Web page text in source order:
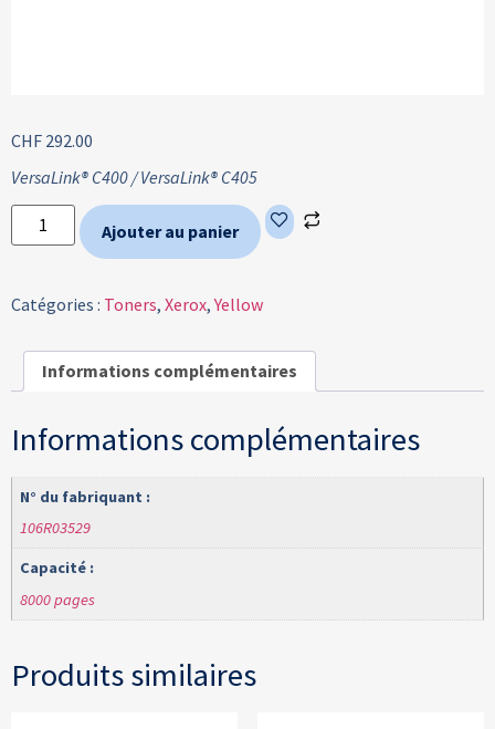
CHF 292.00
VersaLink® C400 /VersaLink® C405
Ajouter au panier
Catégories : Toners, Xerox,Yellow
Informations complémentaires
Informations complémentaires
N° du fabriquant :
106R03529
Capacité :
8000 pages
Produits similaires